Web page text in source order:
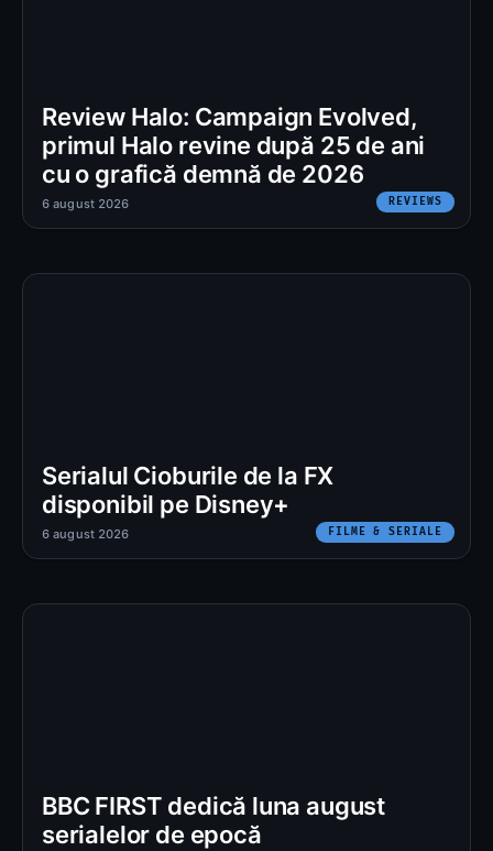
Review Halo: Campaign Evolved,
primul Halo revine după 25 de ani
cu o grafică demnă de 2026
REVIEWS
6 august 2026
Serialul Cioburile de la FX
disponibil pe Disney+
FILME & SERIALE
6 august 2026
BBC FIRST dedică luna august
serialelor de epocă